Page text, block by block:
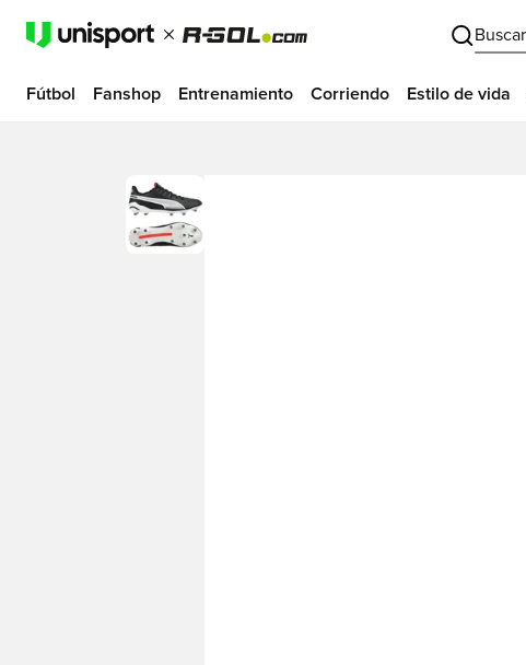
Buscar
Fútbol Fanshop Entrenamiento Corriendo Estilo de vida